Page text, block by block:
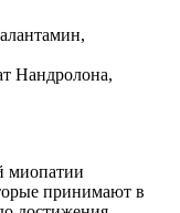
Нандролона,
миопатии
принимают в